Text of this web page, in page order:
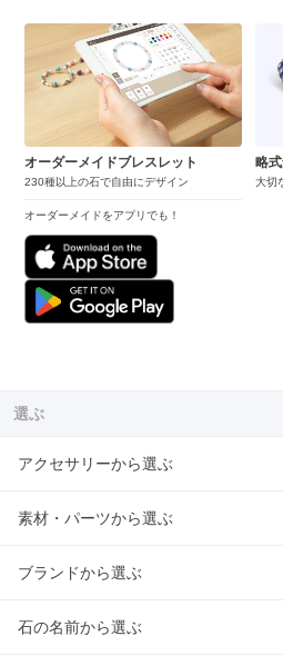
オーダーメイドブレスレット
230種以上の石で自由にデザイン
オーダーメイドをアプリでも！
略
大切
選ぶ
アクセサリーから選ぶ
素材・パーツから選ぶ
ブランドから選ぶ
石の名前から選ぶ